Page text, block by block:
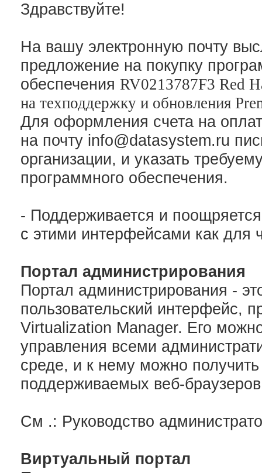
Здравствуйте!
На вашу электронную почту
предложение на покупку
обеспечения RV0213787F3 Red
на техподдержку и обновления
Для оформления счета на
на почту info@datasystem.ru
организации, и указать
программного обеспечения.
- Поддерживается и
с этими интерфейсами как для
Портал администрирования
Портал администрирования -
пользовательский интерфейс,
Virtualization Manager. Его
управления всеми
среде, и к нему можно
поддерживаемых веб-
См .: Руководство
Виртуальный портал